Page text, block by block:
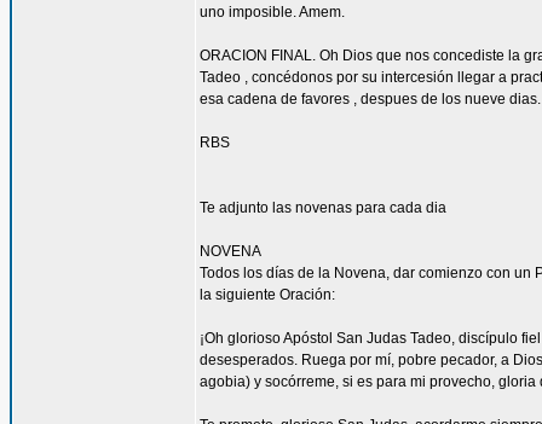
uno imposible. Amem.
ORACION FINAL. Oh Dios que nos concediste la
Tadeo , concédonos por su intercesión llegar a
esa cadena de favores , despues de los nueve dias.
RBS
Te adjunto las novenas para cada dia
NOVENA
Todos los días de la Novena, dar comienzo con un
la siguiente Oración:
¡Oh glorioso Apóstol San Judas Tadeo, discípulo
desesperados. Ruega por mí, pobre pecador, a
agobia) y socórreme, si es para mi provecho, gloria